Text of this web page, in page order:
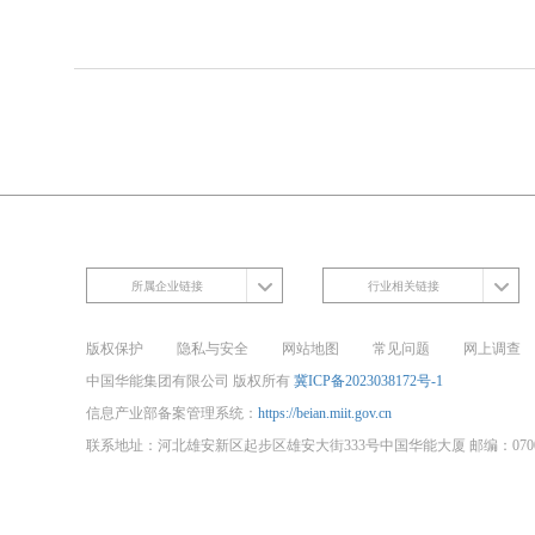
所属企业链接 行业相关链接
版权保护 隐私与安全 网站地图 常见问题
网上调查
中国华能集团有限公司 版权所有 冀ICP备2023038172号-1
信息产业部备案管理系统： https://beian.miit.gov.cn
联系地址：河北雄安新区起步区雄安大街333号中国华能大厦 邮编：